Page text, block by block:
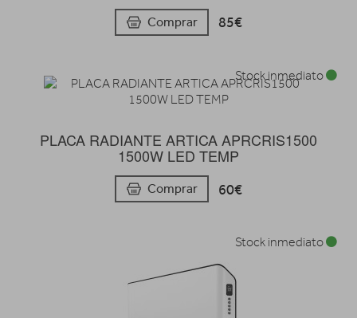
Comprar 85€
PLACA RADIANTE ARTICA APRCRIS1500
1500W LED TEMP
Comprar 60€
Stock inmediato
Stock inmediato